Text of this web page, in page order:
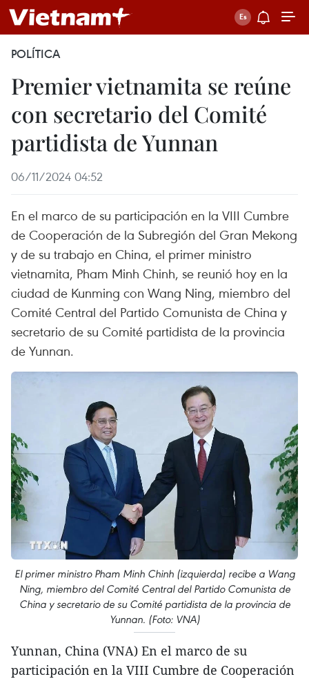
POLÍTICA
Premier vietnamita se reúne
con secretario del Comité
partidista de Yunnan
06/11/2024 04:52
En el marco de su participación en la VIII Cumbre
de Cooperación de la Subregión del Gran Mekong
y de su trabajo en China, el primer ministro
vietnamita, Pham Minh Chinh, se reunió hoy en la
ciudad de Kunming con Wang Ning, miembro del
Comité Central del Partido Comunista de China y
secretario de su Comité partidista de la provincia
de Yunnan.
El primer ministro Pham Minh Chinh (izquierda) recibe a Wang
Ning, miembro del Comité Central del Partido Comunista de
China y secretario de su Comité partidista de la provincia de
Yunnan. (Foto: VNA)
Yunnan, China (VNA) En el marco de su
participación en la VIII Cumbre de Cooperación